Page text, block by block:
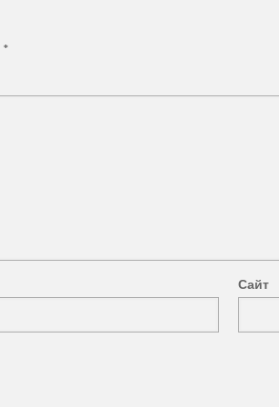
*
Сайт